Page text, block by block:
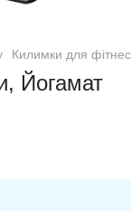
Килимки для
Йогамат